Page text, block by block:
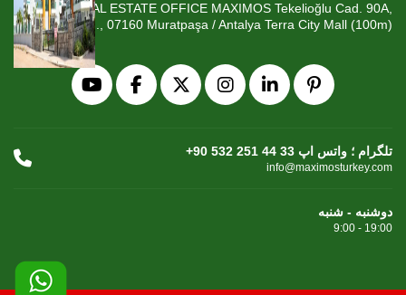
ANTALYA REAL ESTATE OFFICE MAXIMOS Tekelioğlu Cad. 90A,
Fener Mah., 07160 Muratpaşa / Antalya Terra City Mall (100m)
+90 532 251 44 33 تلگرام ؛ واتس اپ
info@maximosturkey.com
دوشنبه - شنبه
9:00 - 19:00